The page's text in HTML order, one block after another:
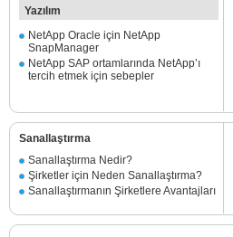
Yazılım
NetApp Oracle için NetApp
SnapManager
NetApp SAP ortamlarında NetApp’ı
tercih etmek için sebepler
Sanallaştırma
Sanallaştırma Nedir?
Şirketler için Neden Sanallaştırma?
Sanallaştırmanın Şirketlere Avantajları